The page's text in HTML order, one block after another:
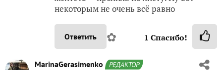
некоторым не очень всё равно
Ответить ✿ 1 Спасибо!
MarinaGerasimenko РЕДАКТОР